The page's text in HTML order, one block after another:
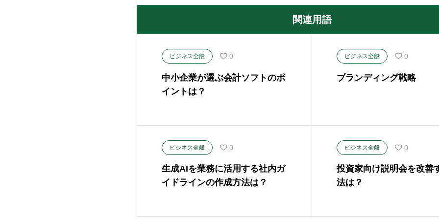
関連用語
ビジネス全般 0
中小企業が選ぶ会計ソフトのポ
イントは？
ビジネス全般 0
ブランディング戦略
ビジネス全般 0
生成AIを業務に活用する社内ガ
イドラインの作成方法は？
ビジネス全般 0
投資家向け説明会を改善
法は？